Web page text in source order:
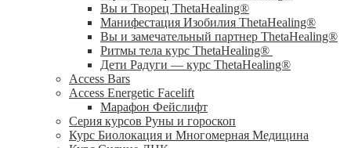
Вы и Творец ThetaHealing®
Манифестация Изобилия ThetaHealing®
Вы и замечательный партнер ThetaHealing®
Ритмы тела курс ThetaHealing®
Дети Радуги — курс ThetaHealing®
Access Bars
Access Energetic Facelift
Марафон Фейслифт
Серия курсов Руны и гороскоп
Курс Биолокация и Многомерная Медицина